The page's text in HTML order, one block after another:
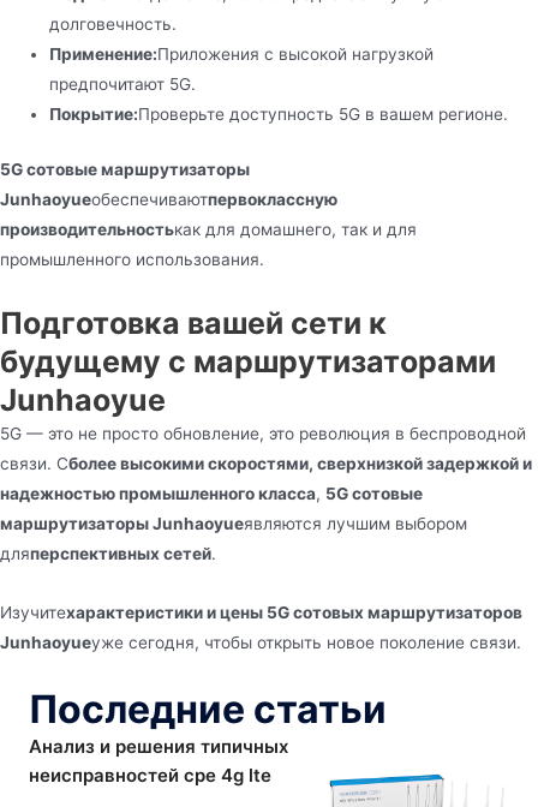
долговечность.
Применение:Приложения с высокой нагрузкой
предпочитают 5G.
Покрытие:Проверьте доступность 5G в вашем регионе.
5G сотовые маршрутизаторы
Junhaoyueобеспечиваютпервоклассную
производительностькак для домашнего, так и для
промышленного использования.
Подготовка вашей сети к
будущему с маршрутизаторами
Junhaoyue
5G — это не просто обновление, это революция в беспроводной
связи. Сболее высокими скоростями, сверхнизкой задержкой и
надежностью промышленного класса, 5G сотовые
маршрутизаторы Junhaoyueявляются лучшим выбором
дляперспективных сетей.
Изучитехарактеристики и цены 5G сотовых маршрутизаторов
Junhaoyueуже сегодня, чтобы открыть новое поколение связи.
Последние статьи
Анализ и решения типичных
неисправностей cpe 4g lte